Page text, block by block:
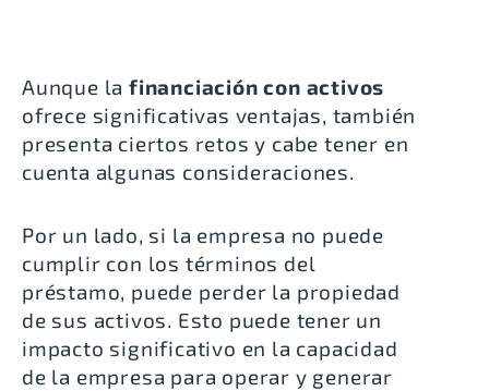
Aunque la financiación con activos
ofrece significativas ventajas, también
presenta ciertos retos y cabe tener en
cuenta algunas consideraciones.
Por un lado, si la empresa no puede
cumplir con los términos del
préstamo, puede perder la propiedad
de sus activos. Esto puede tener un
impacto significativo en la capacidad
de la empresa para operar y generar